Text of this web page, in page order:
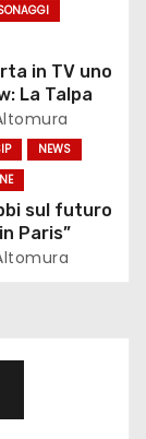
in TV uno
La Talpa
NEWS
sul futuro
Paris”